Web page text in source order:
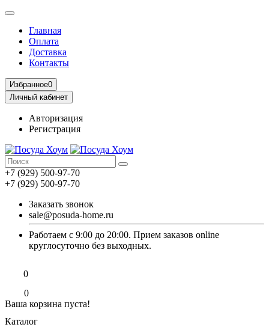
Главная
Оплата
Доставка
Контакты
Избранное0
Личный кабинет
Авторизация
Регистрация
+7 (929) 500-97-70
+7 (929) 500-97-70
Заказать звонок
sale@posuda-home.ru
Работаем с 9:00 до 20:00. Прием заказов online
круглосуточно без выходных.
0
0
Ваша корзина пуста!
Каталог